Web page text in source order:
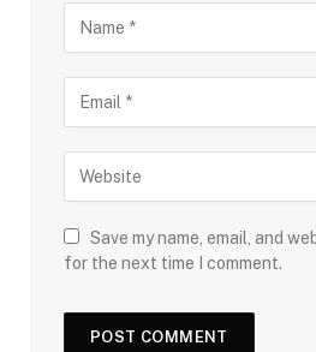
Save my name, email, and
for the next time I comment.